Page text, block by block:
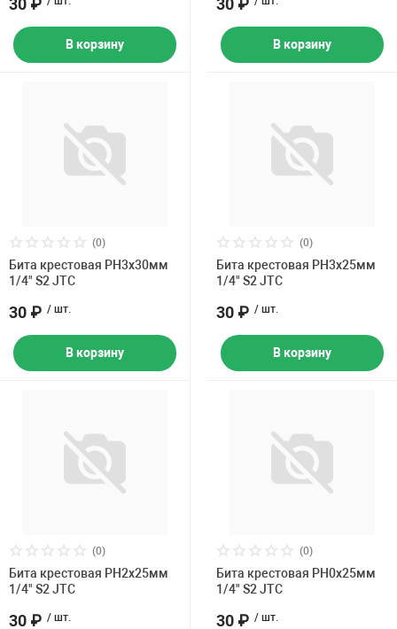
30 ₽
В корзину
30 ₽
В корзину
(0)
Бита крестовая PH3х30мм
1/4" S2 JTC
30 ₽ / шт.
В корзину
(0)
Бита крестовая PH3х25мм
1/4" S2 JTC
30 ₽ / шт.
В корзину
(0)
Бита крестовая PH2х25мм
1/4" S2 JTC
30 ₽ / шт.
(0)
Бита крестовая PH0х25мм
1/4" S2 JTC
30 ₽ / шт.